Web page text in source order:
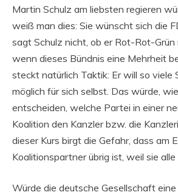
Martin Schulz am liebsten regieren
weiß man dies: Sie wünscht sich die
sagt Schulz nicht, ob er Rot-Rot-Grün
wenn dieses Bündnis eine Mehrheit
steckt natürlich Taktik: Er will so viele
möglich für sich selbst. Das würde,
entscheiden, welche Partei in einer
Koalition den Kanzler bzw. die
dieser Kurs birgt die Gefahr, dass am
Koalitionspartner übrig ist, weil sie
Würde die deutsche Gesellschaft